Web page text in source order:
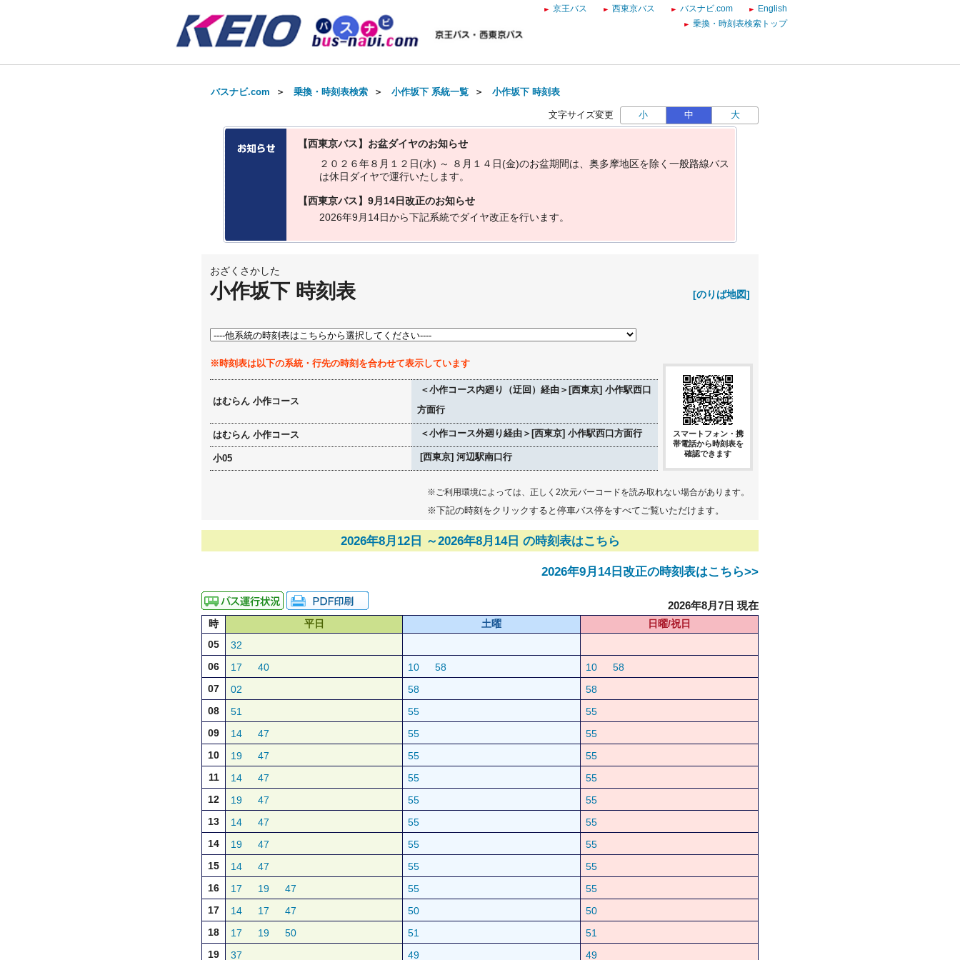
京王バス 西東京バス バスナビ.com
English
乗換・時刻表検索トップ
バスナビ.com ＞ 乗換・時刻表検索 ＞ 小作坂下 系統一覧 ＞ 小作坂下 時刻表
文字サイズ変更 小 中 大
【西東京バス】お盆ダイヤのお知らせ
２ ０ ２ ６年８ 月 １ ２ 日(水) ～ ８ 月 １ ４ 日(金)のお盆期間は 奥多摩地区を除 く 一般路線バス
は休日 ダイヤで運行いた し ます。
【西東京バス】9月14日改正のお知らせ
2026年9月 14日から下記系統でダイヤ改正を行います。
おざくさかした
小作坂下 時刻表 [のりば地図]
※時刻表は以下の系統・行先の時刻を合わせて表示しています
はむらん 小作コース
＜小作コース内廻り（迂回）経由＞[西東京] 小作駅西口
方面行
はむらん 小作コース ＜小作コース外廻り経由＞[西東京] 小作駅西口方面行
小05 [西東京] 河辺駅南口行
スマートフォン・携
帯電話から時刻表を
確認できます
※ご利用環境によっては、正しく2次元バーコードを読み取れない場合があります。
※下記の時刻をクリックすると停車バス停をすべてご覧いただけます。
2026年8月12日 ～2026年8月14日 の時刻表はこちら
2026年9月14日改正の時刻表はこちら>>
2026年8月7日 現在
時 平日 土曜
日曜/祝日
05
32
06
17 40 10 58 10
58
07
02 58
58
08
51 55
55
09
14 47 55
55
10
19 47 55
55
11
14 47 55
55
12
19 47 55
55
13
14 47 55
55
14
19 47 55
55
15
14 47 55
55
16
17 19 47 55
55
17
14 17 47 50
50
18
17 19 50 51
51
19
37 49 49